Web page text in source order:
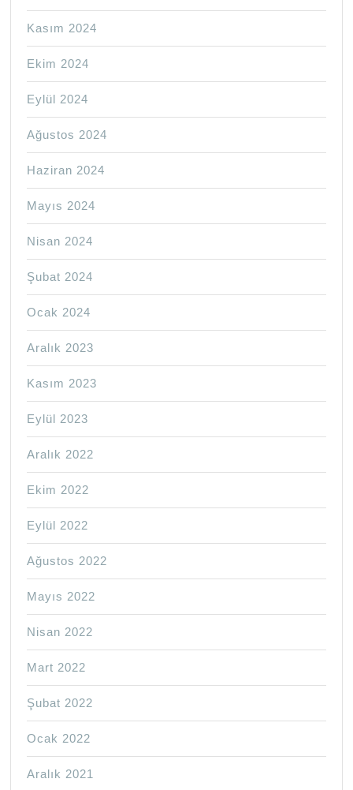
Kasım 2024
Ekim 2024
Eylül 2024
Ağustos 2024
Haziran 2024
Mayıs 2024
Nisan 2024
Şubat 2024
Ocak 2024
Aralık 2023
Kasım 2023
Eylül 2023
Aralık 2022
Ekim 2022
Eylül 2022
Ağustos 2022
Mayıs 2022
Nisan 2022
Mart 2022
Şubat 2022
Ocak 2022
Aralık 2021